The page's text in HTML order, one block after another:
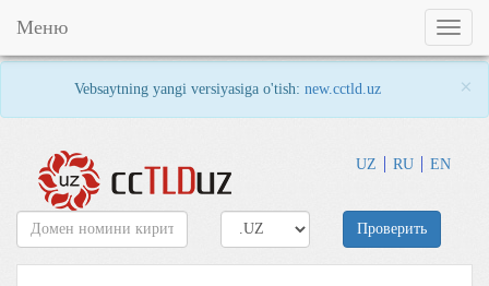
Vebsaytning yangi versiyasiga o'tish: new.cctld.uz ×
UZ RU EN
Toggle
Меню
Проверить